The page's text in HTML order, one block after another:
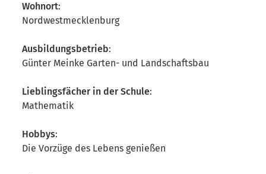
Wohnort:
Nordwestmecklenburg
Ausbildungsbetrieb:
Günter Meinke Garten- und Landschaftsbau
Lieblingsfächer in der Schule:
Mathematik
Hobbys:
Die Vorzüge des Lebens genießen